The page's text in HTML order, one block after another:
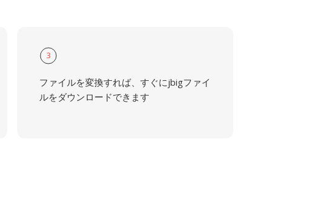
3
ファイルを変換すれば、すぐにjbigファイ
ルをダウンロードできます